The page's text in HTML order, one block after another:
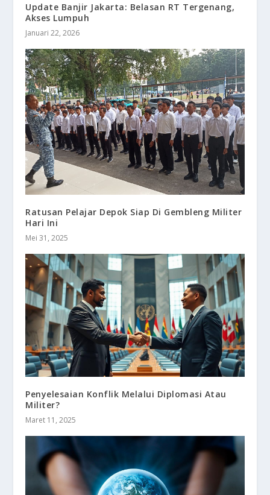
Update Banjir Jakarta: Belasan RT Tergenang,
Akses Lumpuh
Januari 22, 2026
Ratusan Pelajar Depok Siap Di Gembleng Militer
Hari Ini
Mei 31, 2025
Penyelesaian Konflik Melalui Diplomasi Atau
Militer?
Maret 11, 2025